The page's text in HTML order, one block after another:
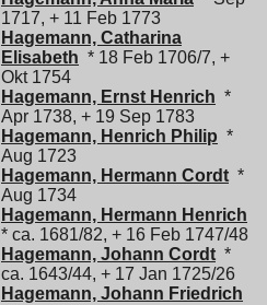
1717, + 11 Feb 1773
Hagemann, Catharina
Elisabeth * 18 Feb 1706/7, +
Okt 1754
Hagemann, Ernst Henrich *
Apr 1738, + 19 Sep 1783
Hagemann, Henrich Philip *
Aug 1723
Hagemann, Hermann Cordt *
Aug 1734
Hagemann, Hermann Henrich
* ca. 1681/82, + 16 Feb 1747/48
Hagemann, Johann Cordt *
ca. 1643/44, + 17 Jan 1725/26
Hagemann, Johann Friedrich